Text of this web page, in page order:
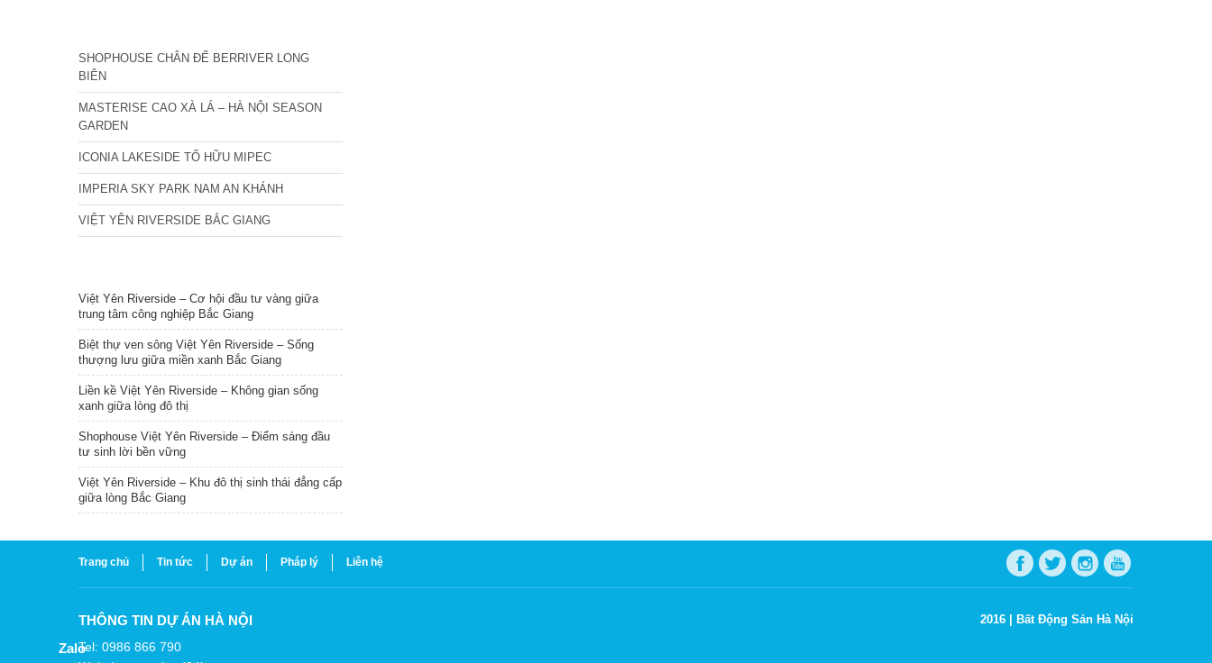
SHOPHOUSE CHÂN ĐẾ BERRIVER LONG
BIÊN
MASTERISE CAO XÀ LÁ – HÀ NỘI SEASON
GARDEN
ICONIA LAKESIDE TỐ HỮU MIPEC
IMPERIA SKY PARK NAM AN KHÁNH
VIỆT YÊN RIVERSIDE BẮC GIANG
Việt Yên Riverside – Cơ hội đầu tư vàng giữa
trung tâm công nghiệp Bắc Giang
Biệt thự ven sông Việt Yên Riverside – Sống
thượng lưu giữa miền xanh Bắc Giang
Liền kề Việt Yên Riverside – Không gian sống
xanh giữa lòng đô thị
Shophouse Việt Yên Riverside – Điểm sáng đầu
tư sinh lời bền vững
Việt Yên Riverside – Khu đô thị sinh thái đẳng cấp
giữa lòng Bắc Giang
Trang chủ Tin tức Dự án Pháp lý Liên hệ
THÔNG TIN DỰ ÁN HÀ NỘI
Tel: 0986 866 790
2016 | Bất Động Sản Hà Nội
Zalo